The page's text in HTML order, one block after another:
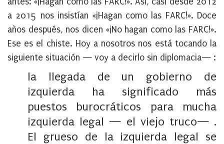
a 2015 nos insistían «¡Hagan como las FARC!». Doce
años después, nos dicen «¡No hagan como las FARC!».
Ese es el chiste. Hoy a nosotros nos está tocando la
siguiente situación — voy a decirlo sin diplomacia— :
la llegada de un gobierno de
izquierda ha significado más
puestos burocráticos para mucha
izquierda legal — el viejo truco— .
El grueso de la izquierda legal se